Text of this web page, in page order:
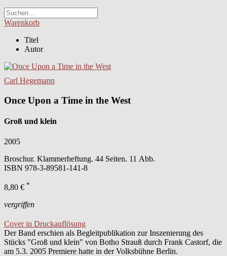
Warenkorb
Titel
Autor
Carl Hegemann
Once Upon a Time in the West
Groß und klein
2005
Broschur. Klammerheftung. 44 Seiten. 11 Abb.
ISBN 978-3-89581-141-8
8,80 € *
vergriffen
Cover in Druckauflösung
Der Band erschien als Begleitpublikation zur Inszenierung des
Stücks "Groß und klein" von Botho Strauß durch Frank Castorf, die
am 5.3. 2005 Premiere hatte in der Volksbühne Berlin.